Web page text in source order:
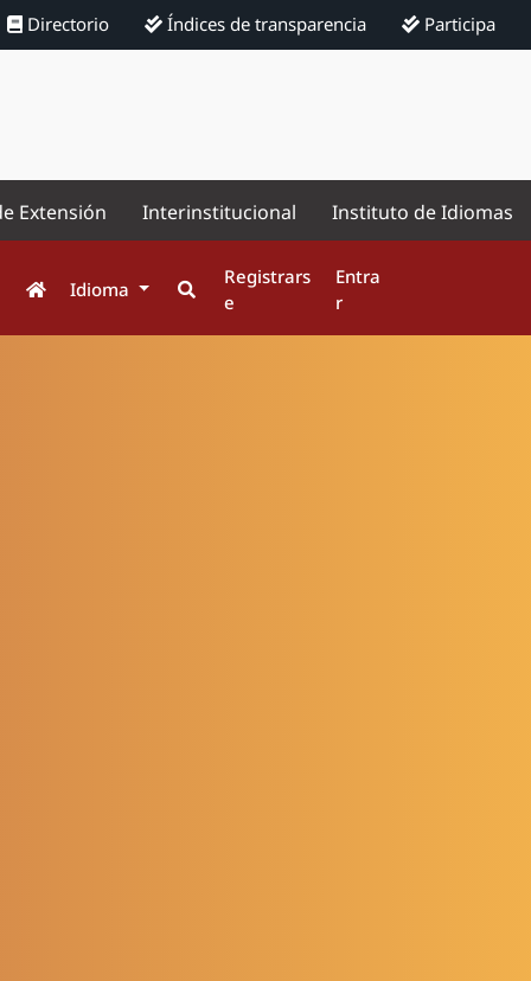
Directorio Índices de transparencia Participa
Extensión Interinstitucional Instituto de Idiomas
Idioma
Registrars
e
Entra
r